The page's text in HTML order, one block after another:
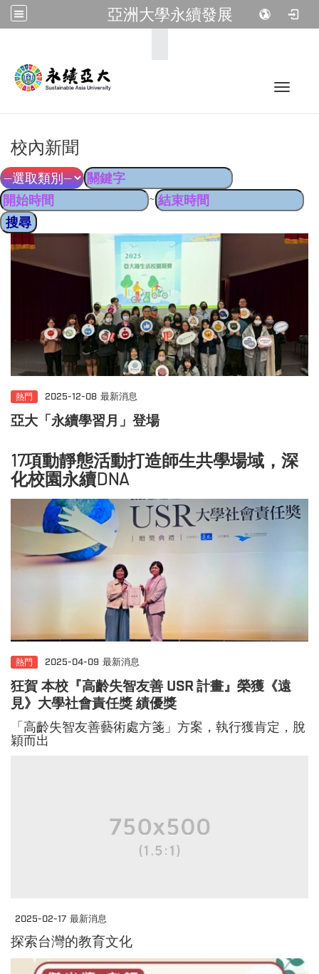
亞洲大學永續發展
Toggle
校內新聞
~
熱門 2025-12-08 最新消息
亞大「永續學習月」登場
17項動靜態活動打造師生共學場域，深
化校園永續DNA
熱門 2025-04-09 最新消息
狂賀 本校『高齡失智友善 USR 計畫』 榮獲《遠
見》大學社會責任獎 績優獎
「高齡失智友善藝術處方箋」方案，執行獲肯定，脫
穎而出
2025-02-17 最新消息
探索台灣的教育文化